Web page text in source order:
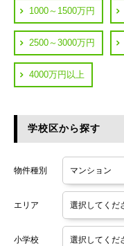
横浜市鶴見区
横浜市神奈川区
川崎市川崎区
川崎市中原区
川崎市高津区
都営浅草線
JR中央線
JR中央・総武線
東京メトロ日比谷線
小田急線
東京メトロ半蔵門線
東京メトロ副都心線
1000～1500万円
2500～3000万円
4000万円以上
学校区から探す
物件種別
エリア
小学校